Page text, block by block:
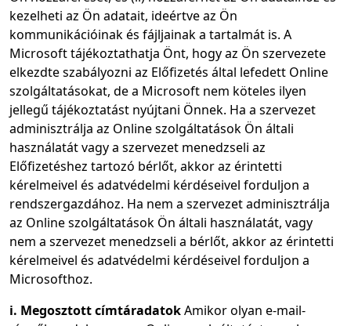
kezelheti az Ön adatait, ideértve az Ön
kommunikációinak és fájljainak a tartalmát is. A
Microsoft tájékoztathatja Önt, hogy az Ön szervezete
elkezdte szabályozni az Előfizetés által lefedett Online
szolgáltatásokat, de a Microsoft nem köteles ilyen
jellegű tájékoztatást nyújtani Önnek. Ha a szervezet
adminisztrálja az Online szolgáltatások Ön általi
használatát vagy a szervezet menedzseli az
Előfizetéshez tartozó bérlőt, akkor az érintetti
kérelmeivel és adatvédelmi kérdéseivel forduljon a
rendszergazdához. Ha nem a szervezet adminisztrálja
az Online szolgáltatások Ön általi használatát, vagy
nem a szervezet menedzseli a bérlőt, akkor az érintetti
kérelmeivel és adatvédelmi kérdéseivel forduljon a
Microsofthoz.
i. Megosztott címtáradatokAmikor olyan e-mail-